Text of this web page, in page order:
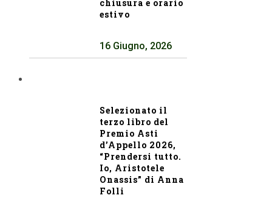
chiusura e orario
estivo
16 Giugno, 2026
Selezionato il
terzo libro del
Premio Asti
d’Appello 2026,
“Prendersi tutto.
Io, Aristotele
Onassis” di Anna
Folli